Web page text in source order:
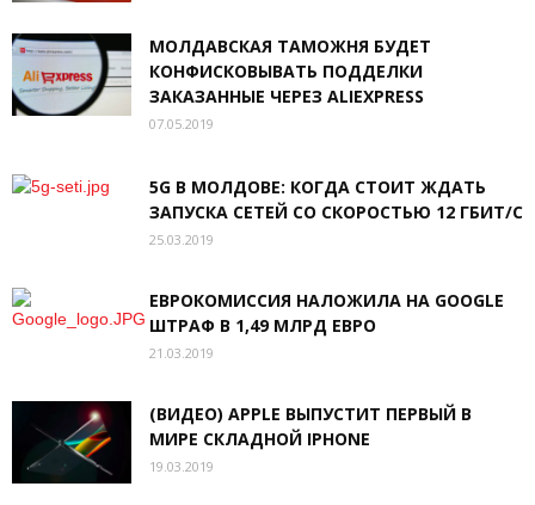
МОЛДАВСКАЯ ТАМОЖНЯ БУДЕТ
КОНФИСКОВЫВАТЬ ПОДДЕЛКИ
ЗАКАЗАННЫЕ ЧЕРЕЗ ALIEXPRESS
07.05.2019
5G В МОЛДОВЕ: КОГДА СТОИТ ЖДАТЬ
ЗАПУСКА СЕТЕЙ СО СКОРОСТЬЮ 12 ГБИТ/С
25.03.2019
ЕВРОКОМИССИЯ НАЛОЖИЛА НА GOOGLE
ШТРАФ В 1,49 МЛРД ЕВРО
21.03.2019
(ВИДЕО) APPLE ВЫПУСТИТ ПЕРВЫЙ В
МИРЕ СКЛАДНОЙ IPHONE
19.03.2019